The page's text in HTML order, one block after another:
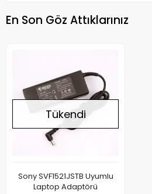
En Son Göz Attıklarınız
Tükendi
Sony SVF1521JSTB Uyumlu
Laptop Adaptörü